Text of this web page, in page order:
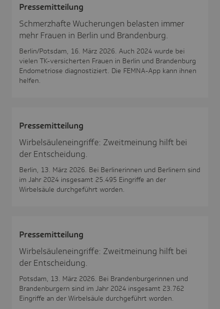
Pres­se­mit­tei­lung
Schmerzhafte Wucherungen belasten immer
mehr Frauen in Berlin und Brandenburg.
Berlin/Potsdam, 16. März 2026. Auch 2024 wurde bei
vielen TK-versicherten Frauen in Berlin und Brandenburg
Endometriose diagnostiziert. Die FEMNA-App kann ihnen
helfen.
Pres­se­mit­tei­lung
Wirbelsäuleneingriffe: Zweitmeinung hilft bei
der Entscheidung.
Berlin, 13. März 2026. Bei Berlinerinnen und Berlinern sind
im Jahr 2024 insgesamt 25.495 Eingriffe an der
Wirbelsäule durchgeführt worden.
Pres­se­mit­tei­lung
Wirbelsäuleneingriffe: Zweitmeinung hilft bei
der Entscheidung.
Potsdam, 13. März 2026. Bei Brandenburgerinnen und
Brandenburgern sind im Jahr 2024 insgesamt 23.762
Eingriffe an der Wirbelsäule durchgeführt worden.